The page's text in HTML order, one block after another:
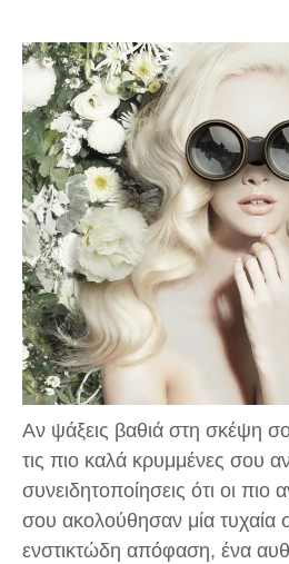
Αν ψάξεις βαθιά στη σκέψη
τις πιο καλά κρυμμένες σου
συνειδητοποίησεις ότι οι πιο
σου ακολούθησαν μία τυχαία
ενστικτώδη απόφαση, ένα